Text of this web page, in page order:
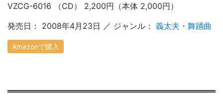
VZCG-6016 （CD） 2,200円（本体 2,000円）
発売日： 2008年4月23日 ／ ジャンル： 義太夫 ・ 舞踊曲
Amazonで購入